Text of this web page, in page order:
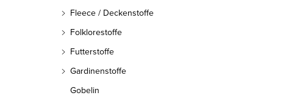
Fleece / Deckenstoffe
Folklorestoffe
Futterstoffe
Gardinenstoffe
Gobelin